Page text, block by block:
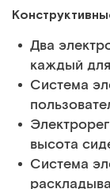
Два
каждый
Система
высота
Система